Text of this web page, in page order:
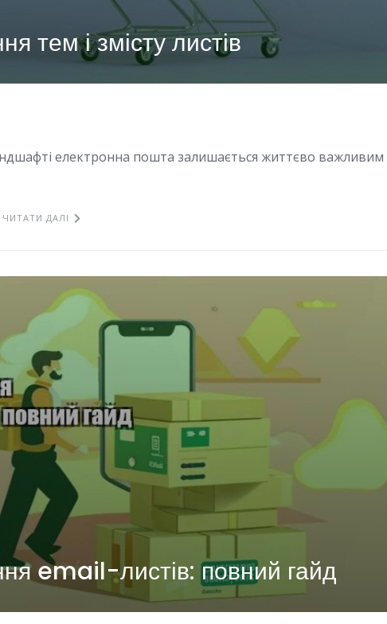
тем і змісту листів
електронна пошта залишається життєво важливим
ЧИТАТИ ДАЛІ
email-листів: повний гайд